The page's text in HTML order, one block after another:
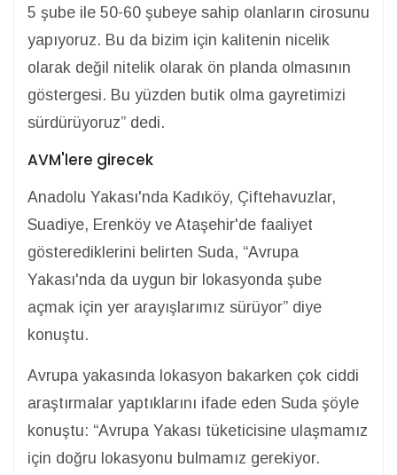
5 şube ile 50-60 şubeye sahip olanların cirosunu
yapıyoruz. Bu da bizim için kalitenin nicelik
olarak değil nitelik olarak ön planda olmasının
göstergesi. Bu yüzden butik olma gayretimizi
sürdürüyoruz” dedi.
AVM'lere girecek
Anadolu Yakası'nda Kadıköy, Çiftehavuzlar,
Suadiye, Erenköy ve Ataşehir'de faaliyet
gösterediklerini belirten Suda, “Avrupa
Yakası'nda da uygun bir lokasyonda şube
açmak için yer arayışlarımız sürüyor” diye
konuştu.
Avrupa yakasında lokasyon bakarken çok ciddi
araştırmalar yaptıklarını ifade eden Suda şöyle
konuştu: “Avrupa Yakası tüketicisine ulaşmamız
için doğru lokasyonu bulmamız gerekiyor.